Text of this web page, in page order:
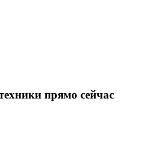
прямо сейчас